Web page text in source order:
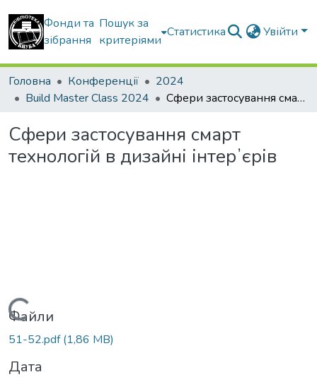
Фонди та
зібрання
Пошук за
критеріями
Статистика Увійти
Головна Конференції
2024
Build Master Class 2024
Сфери застосування смарт технологій в дизайні інтерʼєрів
Сфери застосування смарт
технологій в дизайні інтерʼєрів
Вантажиться...
Файли
51-52.pdf(1,86 MB)
Дата